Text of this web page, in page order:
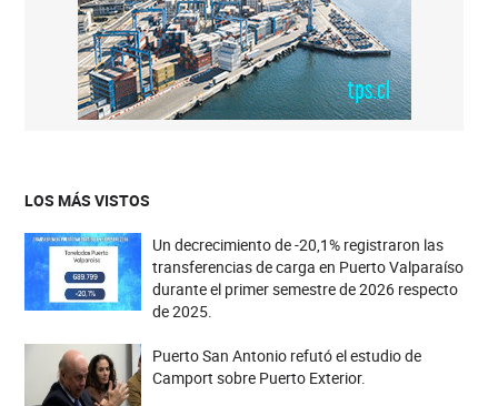
LOS MÁS VISTOS
Un decrecimiento de -20,1% registraron las
transferencias de carga en Puerto Valparaíso
durante el primer semestre de 2026 respecto
de 2025.
Puerto San Antonio refutó el estudio de
Camport sobre Puerto Exterior.